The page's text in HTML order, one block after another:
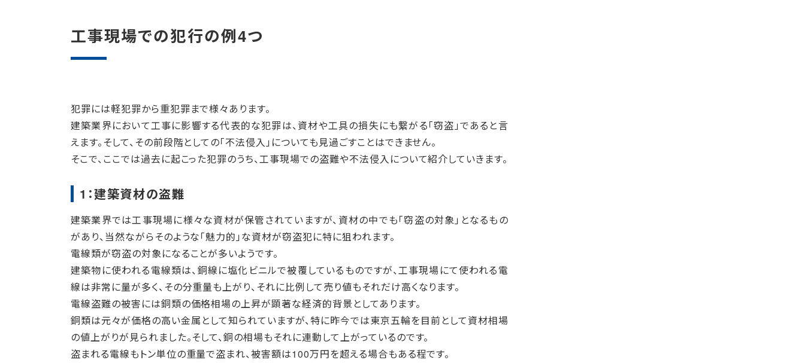
工事現場での犯行の例4つ
犯罪には軽犯罪から重犯罪まで様々あります。
建築業界において工事に影響する代表的な犯罪は、資材や工具の損失にも繋がる「窃盗」であると言
えます。そして、その前段階としての「不法侵入」についても見過ごすことはできません。
そこで、ここでは過去に起こった犯罪のうち、工事現場での盗難や不法侵入について紹介していきます。
1：建築資材の盗難
建築業界では工事現場に様々な資材が保管されていますが、資材の中でも「窃盗の対象」となるもの
があり、当然ながらそのような「魅力的」な資材が窃盗犯に特に狙われます。
電線類が窃盗の対象になることが多いようです。
建築物に使われる電線類は、銅線に塩化ビニルで被覆しているものですが、工事現場にて使われる電
線は非常に量が多く、その分重量も上がり、それに比例して売り値もそれだけ高くなります。
電線盗難の被害には銅類の価格相場の上昇が顕著な経済的背景としてあります。
銅類は元々が価格の高い金属として知られていますが、特に昨今では東京五輪を目前として資材相場
の値上がりが見られました。そして、銅の相場もそれに連動して上がっているのです。
盗まれる電線もトン単位の重量で盗まれ、被害額は100万円を超える場合もある程です。